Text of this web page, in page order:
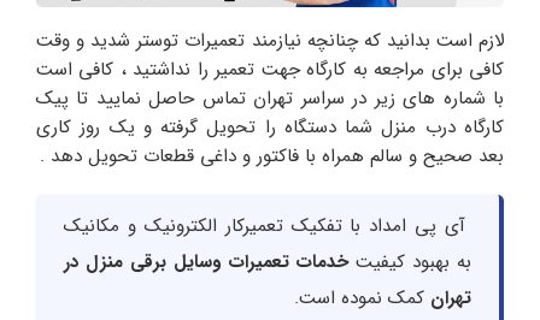
لازم است بدانید که چنانچه نیازمند تعمیرات توستر شدید و وقت
کافی برای مراجعه به کارگاه جهت تعمیر را نداشتید ، کافی است
با شماره های زیر در سراسر تهران تماس حاصل نمایید تا پیک
کارگاه درب منزل شما دستگاه را تحویل گرفته و یک روز کاری
بعد صحیح و سالم همراه با فاکتور و داغی قطعات تحویل دهد .
آی پی امداد با تفکیک تعمیرکار الکترونیک و مکانیک
به بهبود کیفیتخدمات تعمیرات وسایل برقی منزل در
تهران کمک نموده است.